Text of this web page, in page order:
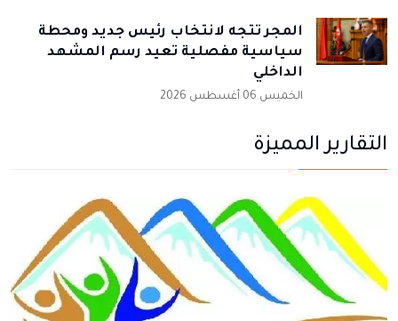
المجر تتجه لانتخاب رئيس جديد ومحطة
سياسية مفصلية تعيد رسم المشهد
الداخلي
الخميس 06 أغسطس 2026
التقارير المميزة